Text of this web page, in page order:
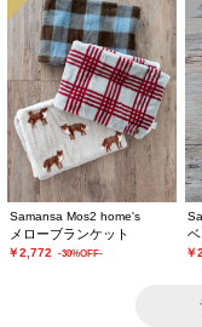
Samansa Mos2 home's
メローブランケット
￥2,772 -30%OFF- ￥